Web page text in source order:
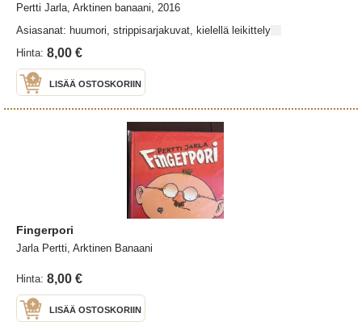
Pertti Jarla, Arktinen banaani, 2016
Asiasanat: huumori, strippisarjakuvat, kielellä leikittely
Hinta: 8,00 €
LISÄÄ OSTOSKORIIN
Fingerpori
Jarla Pertti, Arktinen Banaani
Hinta: 8,00 €
LISÄÄ OSTOSKORIIN